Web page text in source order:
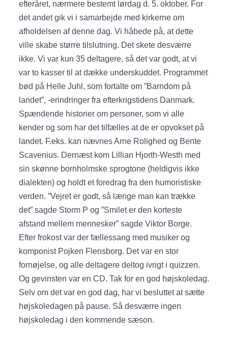
efteråret, nærmere bestemt lørdag d. 5. oktober. For
det andet gik vi i samarbejde med kirkerne om
afholdelsen af denne dag. Vi håbede på, at dette
ville skabe større tilslutning. Det skete desværre
ikke. Vi var kun 35 deltagere, så det var godt, at vi
var to kasser til at dække underskuddet. Programmet
bød på Helle Juhl, som fortalte om ”Barndom på
landet”, -erindringer fra efterkrigstidens Danmark.
Spændende historier om personer, som vi alle
kender og som har det tilfælles at de er opvokset på
landet. F.eks. kan nævnes Arne Rolighed og Bente
Scavenius. Dernæst kom Lillian Hjorth-Westh med
sin skønne bornholmske sprogtone (heldigvis ikke
dialekten) og holdt et foredrag fra den humoristiske
verden. ”Vejret er godt, så længe man kan trække
det” sagde Storm P og ”Smilet er den korteste
afstand mellem mennesker” sagde Viktor Borge.
Efter frokost var der fællessang med musiker og
komponist Pojken Flensborg. Det var en stor
fornøjelse, og alle deltagere deltog ivrigt i quizzen.
Og gevinsten var en CD. Tak for en god højskoledag.
Selv om det var en god dag, har vi besluttet at sætte
højskoledagen på pause. Så desværre ingen
højskoledag i den kommende sæson.